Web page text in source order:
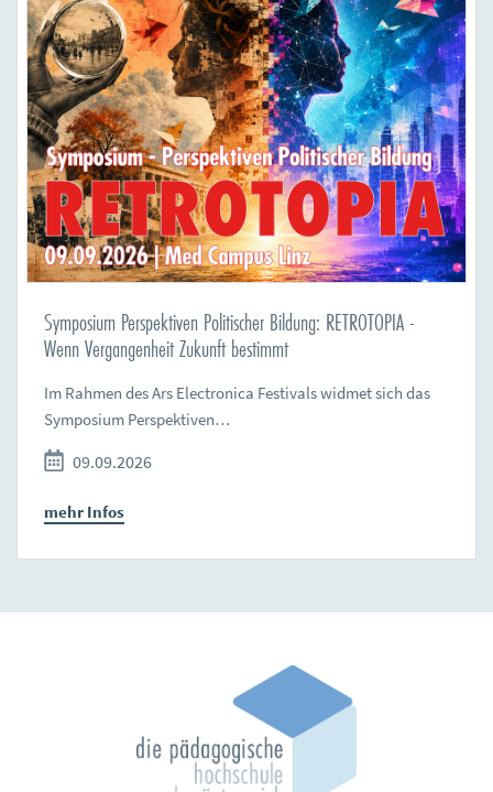
Symposium Perspektiven Politischer Bildung: RETROTOPIA -
Wenn Vergangenheit Zukunft bestimmt
Im Rahmen des Ars Electronica Festivals widmet sich das
Symposium Perspektiven…
09.09.2026
mehr Infos